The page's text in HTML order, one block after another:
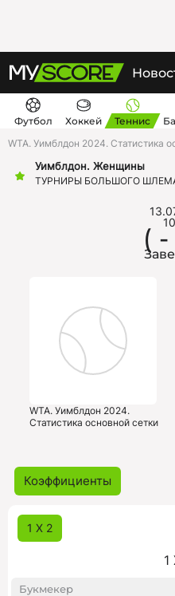
Футбол Хоккей Теннис
WTA. Уимблдон 2024. Статистика
ТУРНИРЫ БОЛЬШОГО
Уимблдон. Женщины
WTA. Уимблдон 2024.
Статистика основной сетки
( -
Коэффициенты
1 X 2
1
Букмекер